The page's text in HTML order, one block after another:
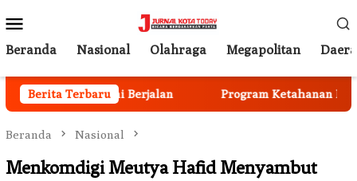
ke
kontenMobile
Beranda Nasional Olahraga Megapolitan
Berita Terbaru
Anggota Mulai Berjalan Program Ketahanan Pangan
Beranda Nasional
Menkomdigi Meutya Hafid Menyambut